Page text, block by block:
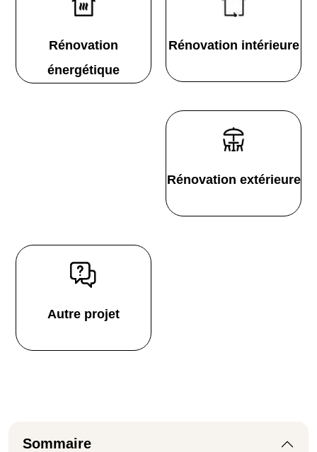
Rénovation
énergétique
Rénovation intérieure
Rénovation extérieure
Autre projet
Sommaire